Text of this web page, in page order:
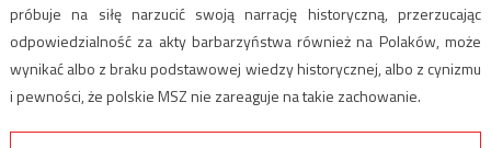
próbuje na siłę narzucić swoją narrację historyczną, przerzucając
odpowiedzialność za akty barbarzyństwa również na Polaków, może
wynikać albo z braku podstawowej wiedzy historycznej, albo z cynizmu
i pewności, że polskie MSZ nie zareaguje na takie zachowanie.